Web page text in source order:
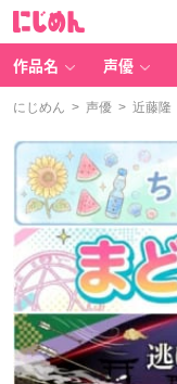
作品名 声優
にじめん > 声優 > 近藤隆